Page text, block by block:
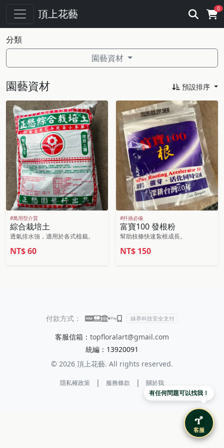
頂上花藝 0
分類
園藝資材
園藝資材 預設排序
#萬用型介質
綜合栽培土
透氣排水強，適用於各式植栽。
NT$60
#扦插必備
富寶100 發根粉
幫助枝條快速紮根成長。
NT$ 150
付款方式： 綠界科技安全支付
客服信箱： topfloralart@gmail.com
統編：13920091
© 2026 頂上花藝. All rights reserved.
隱私權政策 | 服務條款 |
關於我
有任何問題可以找我！
客服